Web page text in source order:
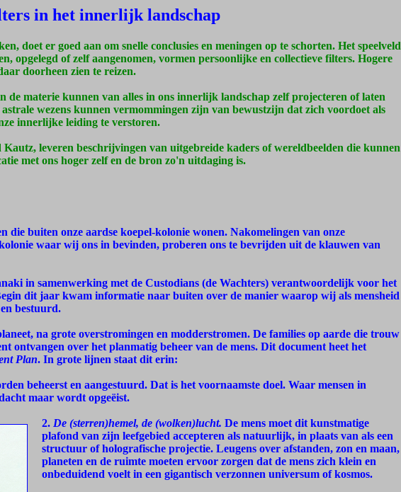
in het innerlijk landschap
doet er goed aan om snelle conclusies en meningen op te schorten. Het speelveld
opgelegd of zelf aangenomen, vormen persoonlijke en collectieve filters. Hogere
doorheen zien te reizen.
de materie kunnen van alles in ons innerlijk landschap zelf projecteren of laten
wezens kunnen vermommingen zijn van bewustzijn dat zich voordoet als
innerlijke leiding te verstoren.
leveren beschrijvingen van uitgebreide kaders of wereldbeelden die kunnen
met ons hoger zelf en de bron zo'n uitdaging is.
die buiten onze aardse koepel-kolonie wonen. Nakomelingen van onze
waar wij ons in bevinden, proberen ons te bevrijden uit de klauwen van
in samenwerking met de Custodians (de Wachters) verantwoordelijk voor het
dit jaar kwam informatie naar buiten over de manier waarop wij als mensheid
bestuurd.
na grote overstromingen en modderstromen. De families op aarde die trouw
ontvangen over het planmatig beheer van de mens. Dit document heet het
Plan. In grote lijnen staat dit erin:
beheerst en aangestuurd. Dat is het voornaamste doel. Waar mensen in
maar wordt opgeëist.
2. De (sterren)hemel, de (wolken)lucht. De mens moet dit kunstmatige
plafond van zijn leefgebied accepteren als natuurlijk, in plaats van als een
structuur of holografische projectie. Leugens over afstanden, zon en maan,
planeten en de ruimte moeten ervoor zorgen dat de mens zich klein en
onbeduidend voelt in een gigantisch verzonnen universum of kosmos.